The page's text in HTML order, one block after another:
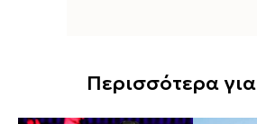
Περισσότερα για